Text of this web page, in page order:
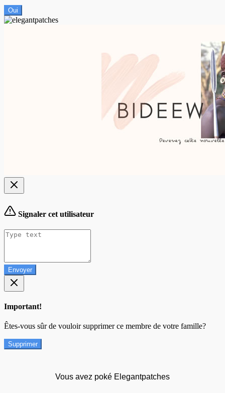
Oui
Signaler cet utilisateur
Envoyer
Important!
Êtes-vous sûr de vouloir supprimer ce membre de votre famille?
Supprimer
Vous avez poké Elegantpatches